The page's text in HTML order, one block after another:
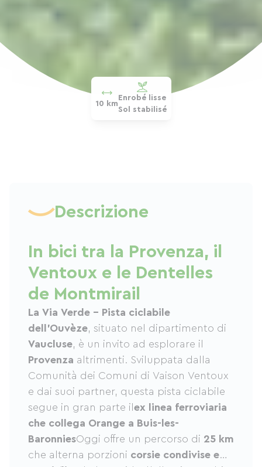
10 km
Enrobé lisse
Sol stabilisé
Descrizione
In bici tra la Provenza, il
Ventoux e le Dentelles
de Montmirail
La Via Verde – Pista ciclabile
dell'Ouvèze, situato nel dipartimento di
Vaucluse, è un invito ad esplorare il
Provenza altrimenti. Sviluppata dalla
Comunità dei Comuni di Vaison Ventoux
e dai suoi partner, questa pista ciclabile
segue in gran parte il ex linea ferroviaria
che collega Orange a Buis-les-
BaronniesOggi offre un percorso di 25 km
che alterna porzioni corsie condivise e